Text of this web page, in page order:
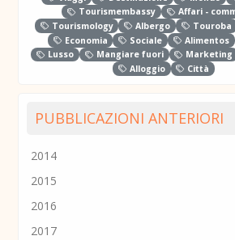
Tourismembassy
Affari -
Tourismology
Albergo Touroba
Economia
Sociale Alimentos
Lusso
Mangiare fuori Marketing
Alloggio
Città
PUBBLICAZIONI ANTERIORI
2014
2015
2016
2017